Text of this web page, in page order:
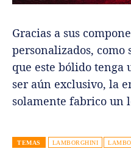
Gracias a sus
personalizados, como
que este bólido tenga
ser aún exclusivo, la
solamente fabrico un
TEMAS LAMBORGHINI